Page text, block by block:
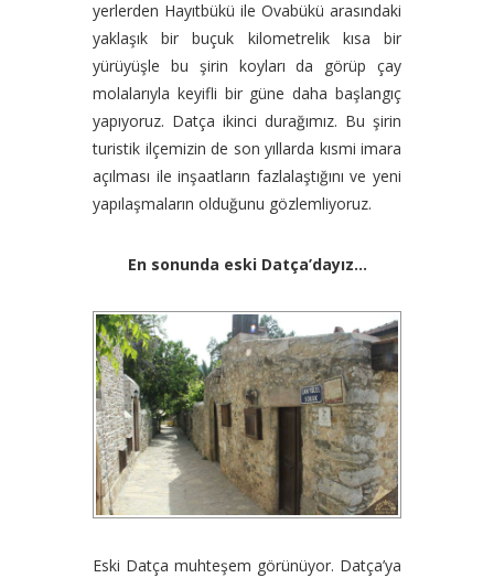
yerlerden Hayıtbükü ile Ovabükü arasındaki
yaklaşık bir buçuk kilometrelik kısa bir
yürüyüşle bu şirin koyları da görüp çay
molalarıyla keyifli bir güne daha başlangıç
yapıyoruz. Datça ikinci durağımız. Bu şirin
turistik ilçemizin de son yıllarda kısmi imara
açılması ile inşaatların fazlalaştığını ve yeni
yapılaşmaların olduğunu gözlemliyoruz.
En sonunda eski Datça’dayız…
Eski Datça muhteşem görünüyor. Datça’ya